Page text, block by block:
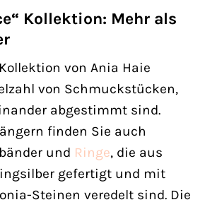
Kollektion: Mehr als
von Ania Haie
von Schmuckstücken,
abgestimmt sind.
finden Sie auch
und Ringe, die aus
gefertigt und mit
Steinen veredelt sind. Die